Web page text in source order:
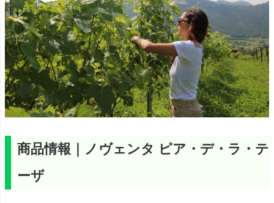
商品情報｜ノヴェンタ ピア・デ・ラ・テ
ーザ